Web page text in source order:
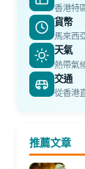
香港特
貨幣
馬來西
天氣
熱帶氣
交通
從香港
推薦文章